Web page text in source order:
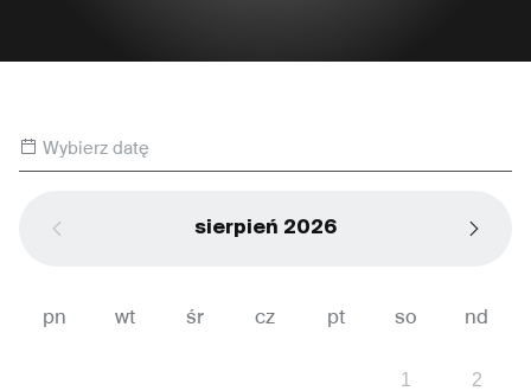
Wybierz datę
sierpień 2026
pn wt śr cz pt so nd
1 2